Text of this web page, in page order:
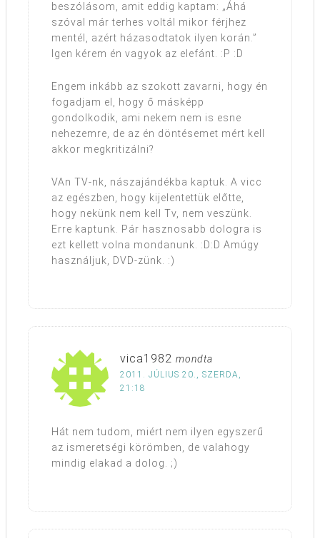
beszólásom, amit eddig kaptam: „Áhá
szóval már terhes voltál mikor férjhez
mentél, azért házasodtatok ilyen korán.”
Igen kérem én vagyok az elefánt. :P :D
Engem inkább az szokott zavarni, hogy én
fogadjam el, hogy ő másképp
gondolkodik, ami nekem nem is esne
nehezemre, de az én döntésemet mért kell
akkor megkritizálni?
VAn TV-nk, nászajándékba kaptuk. A vicc
az egészben, hogy kijelentettük előtte,
hogy nekünk nem kell Tv, nem veszünk.
Erre kaptunk. Pár hasznosabb dologra is
ezt kellett volna mondanunk. :D:D Amúgy
használjuk, DVD-zünk. :)
vica1982 mondta
2011. JÚLIUS 20., SZERDA,
21:18
Hát nem tudom, miért nem ilyen egyszerű
az ismeretségi körömben, de valahogy
mindig elakad a dolog. ;)